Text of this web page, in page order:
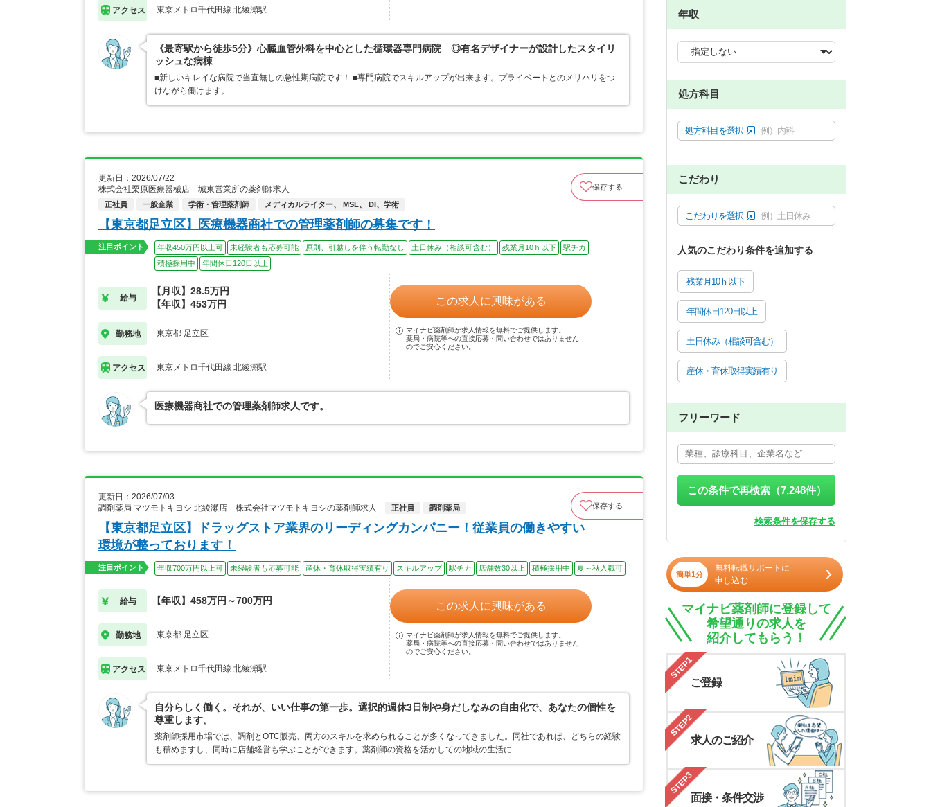
アクセス 東京メトロ千代田線 北綾瀬駅
《最寄駅から徒歩5分》心臓血管外科を中心とした循環器専門病院 ◎有名デザイナーが設計したスタイリ
ッシュな病棟
■新しいキレイな病院で当直無しの急性期病院です！ ■専門病院でスキルアップが出来ます。プライベートとのメリハリをつ
けながら働けます。
更新日：2026/07/22
株式会社栗原医療器械店 城東営業所の薬剤師求人
正社員 一般企業 学術・管理薬剤師 メディカルライター、 MSL、 DI、学術
保存する
【東京都足立区】医療機器商社での管理薬剤師の募集です！
注目ポイント 年収450万円以上可 未経験者も応募可能 原則、引越しを伴う転勤なし 土日休み（相談可含む） 残業月10ｈ以下
駅チカ
積極採用中
年間休日120日以上
給与
【月収】28.5万円
【年収】453万円
勤務地 東京都 足立区
アクセス 東京メトロ千代田線 北綾瀬駅
この求人に興味がある
マイナビ薬剤師が求人情報を無料でご提供します。
薬局・病院等への直接応募・問い合わせではありません
のでご安心ください。
医療機器商社での管理薬剤師求人です。
更新日：2026/07/03
調剤薬局 マツモトキヨシ 北綾瀬店 株式会社マツモトキヨシの薬剤師求人
正社員 調剤薬局 保存する
【東京都足立区】ドラッグストア業界のリーディングカンパニー！従業員の働きやすい
環境が整っております！
注目ポイント 年収700万円以上可 未経験者も応募可能 産休・育休取得実績有り スキルアップ 駅チカ 店舗数30以上 積極採用中 夏～秋入職可
給与 【年収】458万円～700万円
勤務地 東京都 足立区
アクセス 東京メトロ千代田線 北綾瀬駅
この求人に興味がある
マイナビ薬剤師が求人情報を無料でご提供します。
薬局・病院等への直接応募・問い合わせではありません
のでご安心ください。
自分らしく働く。それが、いい仕事の第一歩。選択的週休3日制や身だしなみの自由化で、あなたの個性を
尊重します。
薬剤師採用市場では、調剤とOTC販売、両方のスキルを求められることが多くなってきました。同社であれば、どちらの経験
も積めますし、同時に店舗経営も学ぶことができます。薬剤師の資格を活かしての地域の生活に…
年収
処方科目
処方科目を選択 例）内科
こだわり
こだわりを選択 例）土日休み
人気のこだわり条件を追加する
残業月10ｈ以下
年間休日120日以上
土日休み（相談可含む）
産休・育休取得実績有り
フリーワード
この条件で再検索（7,248件）
検索条件を保存する
簡単1分
無料転職サポートに
申し込む
マイナビ薬剤師に登録して
希望通りの求人を
紹介してもらう！
STEP1
ご登録
STEP2
求人のご紹介
STEP3
面接・条件交渉